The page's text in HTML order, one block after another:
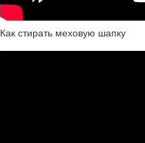
Как стирать меховую шапку